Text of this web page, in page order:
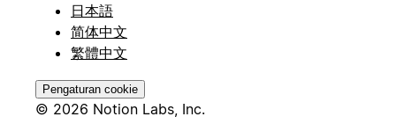
日本語
简体中文
繁體中文
Pengaturan cookie
© 2026 Notion Labs, Inc.